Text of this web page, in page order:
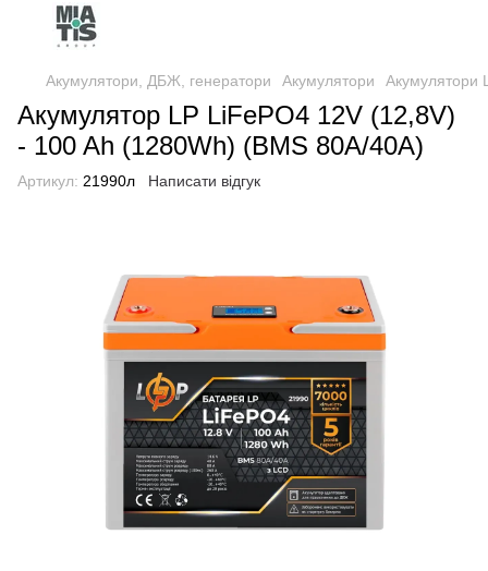
Акумулятори, ДБЖ, генератори Акумулятори Акумулятори
Акумулятор LP LiFePO4 12V (12,8V)
- 100 Ah (1280Wh) (BMS 80A/40А)
Артикул: 21990л Написати відгук